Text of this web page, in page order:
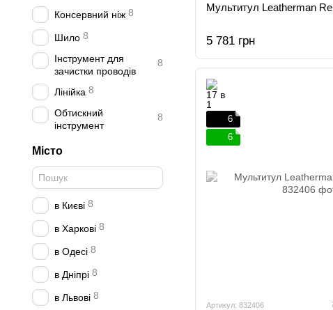
Мультитул Leatherman
5 781 грн
6
6
Артикул: 832406
Консервний ніж 8
Шило 8
Інструмент для
зачистки проводів
8
Лінійка 8
Обтискний
інструмент
8
Місто
в Києві 8
в Харкові 8
в Одесі 8
в Дніпрі 8
в Львові 8